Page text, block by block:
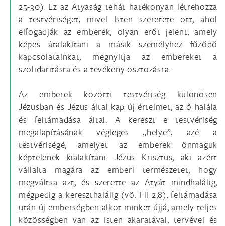
25-30). Ez az Atyaság tehát hatékonyan létrehozza
a testvériséget, mivel Isten szeretete ott, ahol
elfogadják az emberek, olyan erőt jelent, amely
képes átalakítani a másik személyhez fűződő
kapcsolatainkat, megnyitja az embereket a
szolidaritásra és a tevékeny osztozásra.
Az emberek közötti testvériség különösen
Jézusban és Jézus által kap új értelmet, az ő halála
és feltámadása által. A kereszt e testvériség
megalapításának végleges „helye”, azé a
testvériségé, amelyet az emberek önmaguk
képtelenek kialakítani. Jézus Krisztus, aki azért
vállalta magára az emberi természetet, hogy
megváltsa azt, és szerette az Atyát mindhalálig,
mégpedig a kereszthalálig (vö. Fil 2,8), feltámadása
után új emberségben alkot minket újjá, amely teljes
közösségben van az Isten akaratával, tervével és